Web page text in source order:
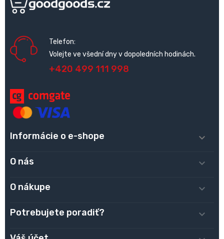
Telefon:
Volejte ve všední dny v dopoledních hodinách.
+420 499 111 998
Informácie o e-shope 
O nás 
O nákupe 
Potrebujete poradiť? 